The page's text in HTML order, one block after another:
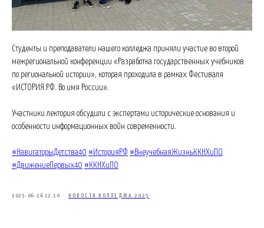
Студенты и преподаватели нашего колледжа приняли участие во второй
межрегиональной конференции «Разработка государственных учебников
по региональной истории», которая проходила в рамках Фестиваля
«ИСТОРИЯ.РФ. Во имя России».
Участники лектория обсудили с экспертами исторические основания и
особенности информационных войн современности.
#НавигаторыДетства40 #ИсторияРФ #ВнеучебнаяЖизньККНХиПО
#ДвижениеПервых40 #ККНХиПО
2025-06-16 12:10 НОВОСТИ КОЛЛЕДЖА 2025